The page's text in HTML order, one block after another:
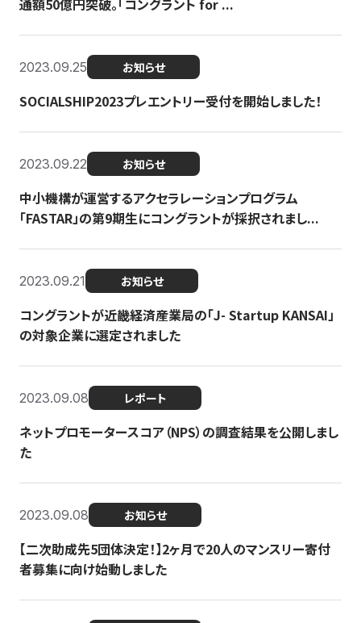
通額50億円突破。「コングラント for ...
2023.09.25 お知らせ
SOCIALSHIP2023プレエントリー受付を開始しました！
2023.09.22 お知らせ
中小機構が運営するアクセラレーションプログラム
「FASTAR」の第9期生にコングラントが採択されまし...
2023.09.21 お知らせ
コングラントが近畿経済産業局の「J- Startup KANSAI」
の対象企業に選定されました
2023.09.08 レポート
ネットプロモータースコア（NPS）の調査結果を公開しまし
た
2023.09.08 お知らせ
【二次助成先5団体決定！】2ヶ月で20人のマンスリー寄付
者募集に向け始動しました